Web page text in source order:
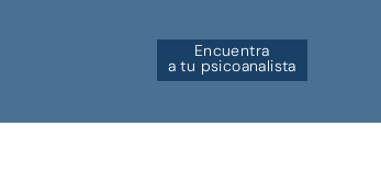
Encuentra
a tu psicoanalista